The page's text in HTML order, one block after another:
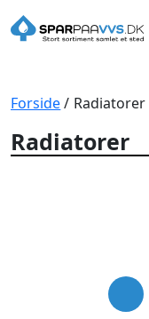
Forside/ Radiatorer
Radiatorer